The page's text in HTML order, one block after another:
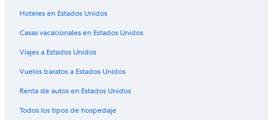
Hoteles 2 estrellas en Sidrolandia
Hoteles en Sidrolandia
Hoteles en Chácara Cachoeira
Hoteles en Estados Unidos
Casas vacacionales en Estados Unidos
Viajes a Estados Unidos
Vuelos baratos a Estados Unidos
Renta de autos en Estados Unidos
Todos los tipos de hospedaje